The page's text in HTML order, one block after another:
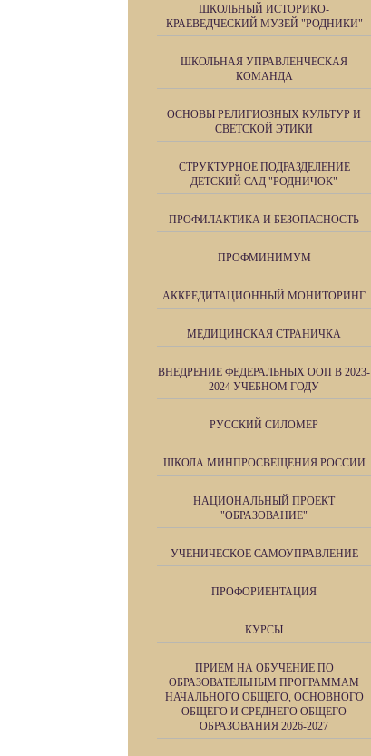
ШКОЛЬНЫЙ ИСТОРИКО-
КРАЕВЕДЧЕСКИЙ МУЗЕЙ "РОДНИКИ"
ШКОЛЬНАЯ УПРАВЛЕНЧЕСКАЯ
КОМАНДА
ОСНОВЫ РЕЛИГИОЗНЫХ КУЛЬТУР И
СВЕТСКОЙ ЭТИКИ
СТРУКТУРНОЕ ПОДРАЗДЕЛЕНИЕ
ДЕТСКИЙ САД "РОДНИЧОК"
ПРОФИЛАКТИКА И БЕЗОПАСНОСТЬ
ПРОФМИНИМУМ
АККРЕДИТАЦИОННЫЙ МОНИТОРИНГ
МЕДИЦИНСКАЯ СТРАНИЧКА
ВНЕДРЕНИЕ ФЕДЕРАЛЬНЫХ ООП В 2023-
2024 УЧЕБНОМ ГОДУ
РУССКИЙ СИЛОМЕР
ШКОЛА МИНПРОСВЕЩЕНИЯ РОССИИ
НАЦИОНАЛЬНЫЙ ПРОЕКТ
"ОБРАЗОВАНИЕ"
УЧЕНИЧЕСКОЕ САМОУПРАВЛЕНИЕ
ПРОФОРИЕНТАЦИЯ
КУРСЫ
ПРИЕМ НА ОБУЧЕНИЕ ПО
ОБРАЗОВАТЕЛЬНЫМ ПРОГРАММАМ
НАЧАЛЬНОГО ОБЩЕГО, ОСНОВНОГО
ОБЩЕГО И СРЕДНЕГО ОБЩЕГО
ОБРАЗОВАНИЯ 2026-2027